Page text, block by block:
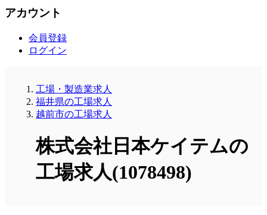
アカウント
会員登録
ログイン
工場・製造業求人
福井県の工場求人
越前市の工場求人
株式会社日本ケイテムの
工場求人(1078498)